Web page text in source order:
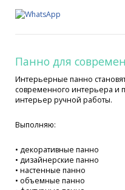
Панно для
Интерьерные панно
современного интерьера и
интерьер ручной работы.
Выполняю:
• декоративные панно
• дизайнерские панно
• настенные панно
• объемные панно